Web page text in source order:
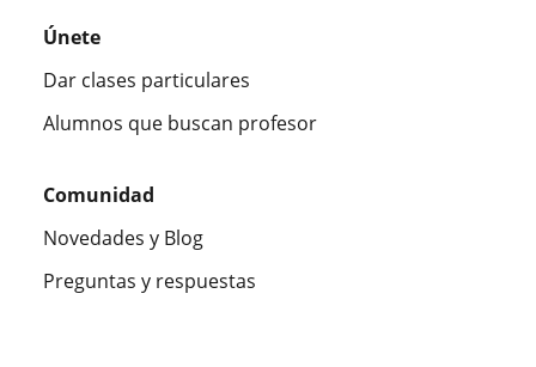
Únete
Dar clases particulares
Alumnos que buscan profesor
Comunidad
Novedades y Blog
Preguntas y respuestas